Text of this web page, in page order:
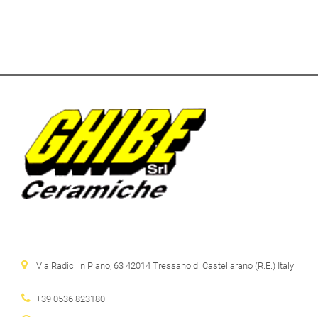
Via Radici in Piano, 63 42014 Tressano di Castellarano (R.E.) Italy
+39 0536 823180